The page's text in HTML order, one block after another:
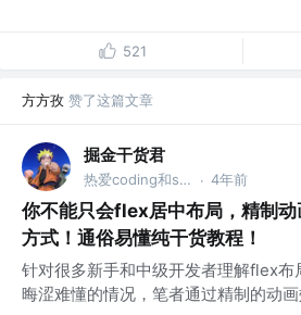
521
方方孜 赞了这篇文章
掘金干货君
热爱coding和share的前端人 · 4年前
你不能只会flex居中布局，精制
方式！通俗易懂纯干货教程！
针对很多新手和中级开发者理解flex布
晦涩难懂的情况，笔者通过精制的动